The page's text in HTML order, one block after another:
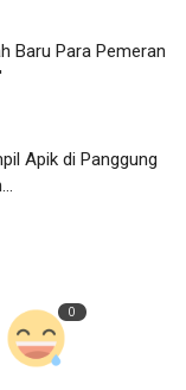
Baru Para Pemeran
Apik di Panggung
0